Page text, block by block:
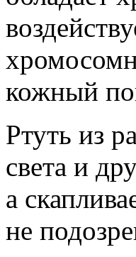
кожный
Ртуть из
света и
а
не